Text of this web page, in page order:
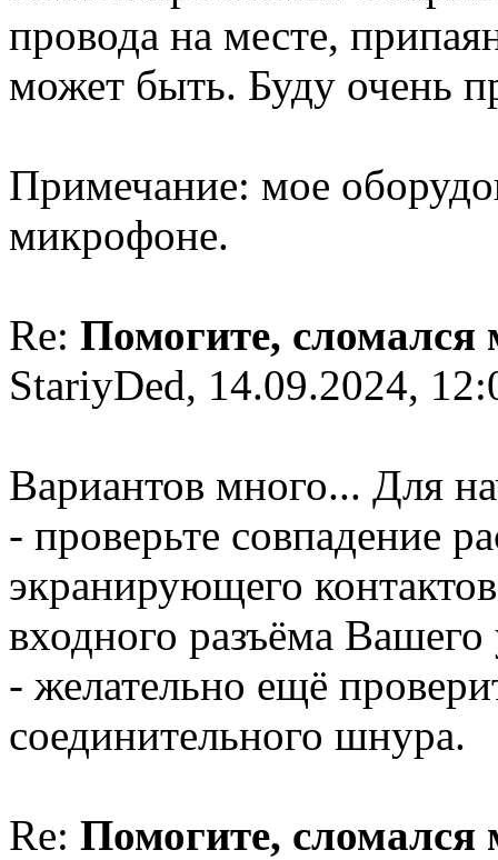
провода на месте,
может быть. Буду очень
Примечание: мое
микрофоне.
Re: Помогите,
StariyDed, 14.09.2024,
Вариантов много... Для
- проверьте совпадение
экранирующего
входного разъёма Вашего
- желательно ещё
соединительного шнура.
Re: Помогите,